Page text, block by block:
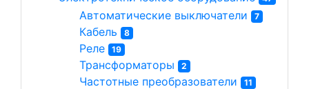
Автоматические выключатели 7
Кабель 8
Реле 19
Трансформаторы 2
Частотные преобразователи 11